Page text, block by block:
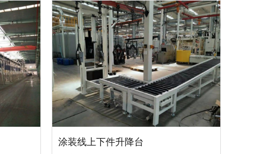
涂装线上下件升降台